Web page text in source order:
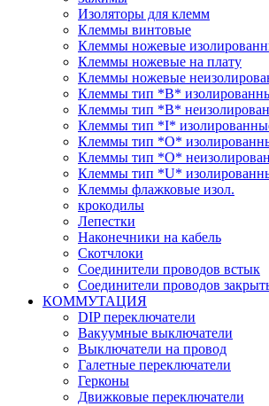
Изоляторы для клемм
Клеммы винтовые
Клеммы ножевые
Клеммы ножевые на плату
Клеммы ножевые
Клеммы тип *B*
Клеммы тип *B*
Клеммы тип *I*
Клеммы тип *O*
Клеммы тип *O*
Клеммы тип *U*
Клеммы флажковые изол.
крокодилы
Лепестки
Наконечники на кабель
Скотчлоки
Соединители проводов встык
Соединители проводов
КОММУТАЦИЯ
DIP переключатели
Вакуумные выключатели
Выключатели на провод
Галетные переключатели
Герконы
Движковые переключатели